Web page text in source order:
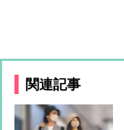
関連記事